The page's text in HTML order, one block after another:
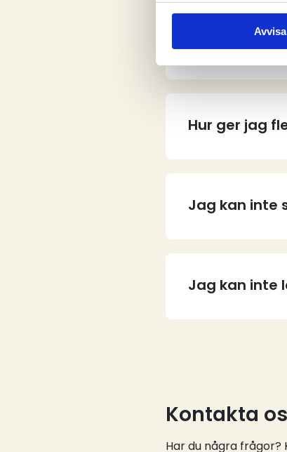
Avvisa
Hur skapar
Hur ger jag
Jag kan inte
Jag kan inte
Kontakta
Har du några frågor?